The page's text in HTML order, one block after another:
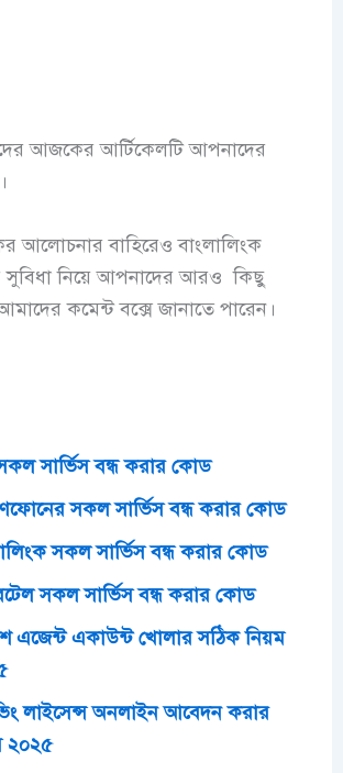
আজকের আর্টিকেলটি আপনাদের
আলোচনার বাহিরেওবাংলালিংক
নিয়েআপনাদের আরও কিছু
কমেন্ট বক্সে জানাতে পারেন।
সার্ভিস বন্ধ করার কোড
সকল সার্ভিস বন্ধ করার কোড
সকল সার্ভিস বন্ধ করার কোড
সকল সার্ভিস বন্ধ করার কোড
এজেন্ট একাউন্ট খোলার সঠিক নিয়ম
লাইসেন্স অনলাইন আবেদন করার
২০২৫